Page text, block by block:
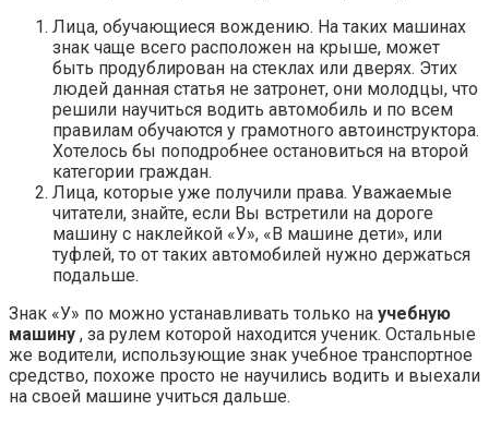
Лица, обучающиеся вождению. На таких машинах
знак чаще всего расположен на крыше, может
быть продублирован на стеклах или дверях. Этих
людей данная статья не затронет, они молодцы, что
решили научиться водить автомобиль и по всем
правилам обучаются у грамотного автоинструктора.
Хотелось бы поподробнее остановиться на второй
категории граждан.
Лица, которые уже получили права. Уважаемые
читатели, знайте, если Вы встретили на дороге
машину с наклейкой «У», «В машине дети», или
туфлей, то от таких автомобилей нужно держаться
подальше.
Знак «У» по можно устанавливать только на учебную
машину , за рулем которой находится ученик. Остальные
же водители, использующие знак учебное транспортное
средство, похоже просто не научились водить и выехали
на своей машине учиться дальше.